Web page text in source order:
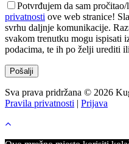
Potvrđujem da sam
privatnosti ove web stranice!
svrhu daljnje komunikacije.
svakom trenutku mogu ispisati
podacima, te ih po želji urediti
Sva prava pridržana © 2026
Pravila privatnosti | Prijava